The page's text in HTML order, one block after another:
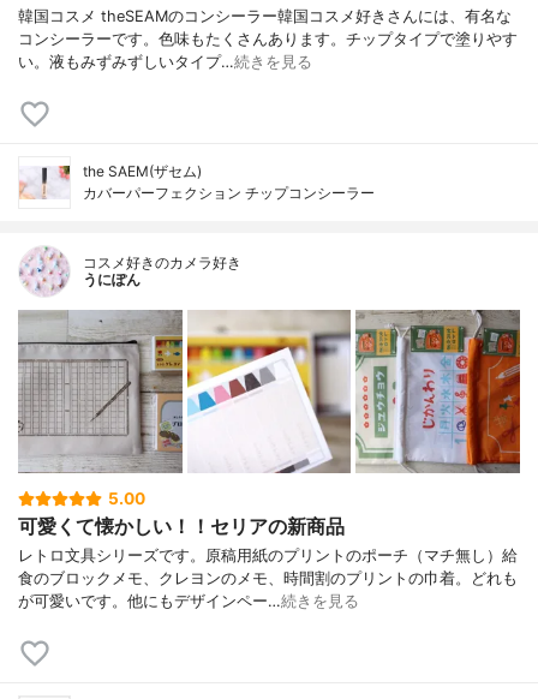
韓国コスメ theSEAMのコンシーラー韓国コスメ好きさんには、有名な
コンシーラーです。色味もたくさんあります。チップタイプで塗りやす
い。液もみずみずしいタイプ…続きを見る
the SAEM(ザセム)
カバーパーフェクション チップコンシーラー
コスメ好きのカメラ好き
うにぽん
5.00
可愛くて懐かしい！！セリアの新商品
レトロ文具シリーズです。原稿用紙のプリントのポーチ（マチ無し）給
食のブロックメモ、クレヨンのメモ、時間割のプリントの巾着。どれも
が可愛いです。他にもデザインペー…続きを見る